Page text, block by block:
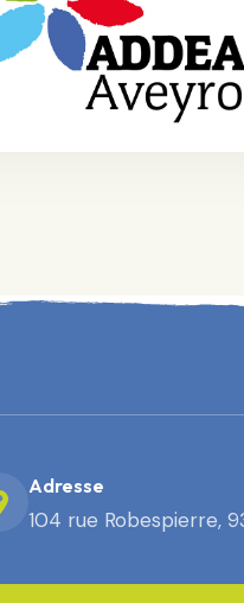
Adresse
104 rue Robespierre,